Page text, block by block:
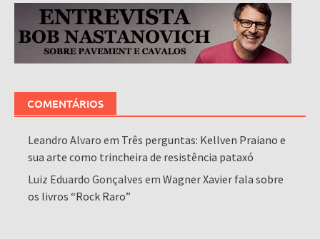
COMENTÁRIOS
Leandro Alvaro em Três perguntas: Kellven Praiano e
sua arte como trincheira de resistência pataxó
Luiz Eduardo Gonçalves emWagner Xavier fala sobre
os livros “Rock Raro”